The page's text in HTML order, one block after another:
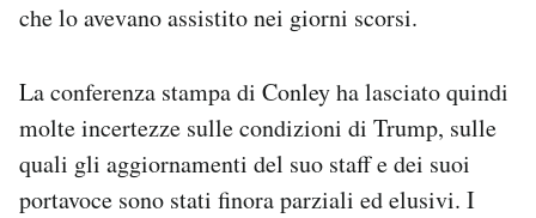
che lo avevano assistito nei giorni scorsi.
La conferenza stampa di Conley ha lasciato quindi
molte incertezze sulle condizioni di Trump, sulle
quali gli aggiornamenti del suo staff e dei suoi
portavoce sono stati finora parziali ed elusivi. I